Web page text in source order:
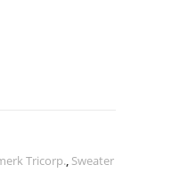
Tricorp., Sweater